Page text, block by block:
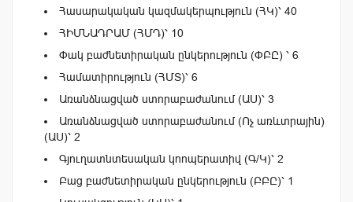
Հասարակական կազմակերպություն (ՀԿ)՝ 40
ՀԻՄՆԱԴՐԱՄ (ՀՄԴ)՝ 10
Փակ բաժնետիրական ընկերություն (ՓԲԸ) ՝ 6
Համատիրություն (ՀՄՏ)՝ 6
Առանձնացված ստորաբաժանում (ԱՍ)՝ 3
Առանձնացված ստորաբաժանում (Ոչ առևտրային)
(ԱՍ)՝ 2
Գյուղատնտեսական կոոպերատիվ (Գ/Կ)՝ 2
Բաց բաժնետիրական ընկերություն (ԲԲԸ)՝ 1